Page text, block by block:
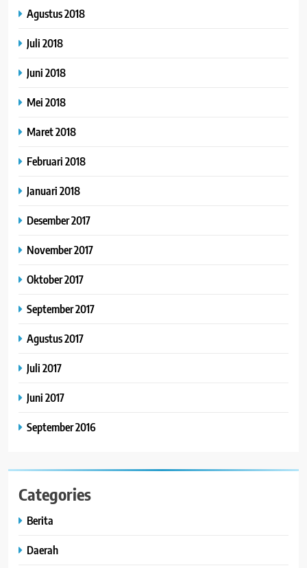
Agustus 2018
Juli 2018
Juni 2018
Mei 2018
Maret 2018
Februari 2018
Januari 2018
Desember 2017
November 2017
Oktober 2017
September 2017
Agustus 2017
Juli 2017
Juni 2017
September 2016
Categories
Berita
Daerah